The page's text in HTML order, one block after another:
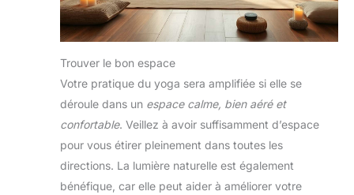
Trouver le bon espace
Votre pratique du yoga sera amplifiée si elle se
déroule dans un espace calme, bien aéré et
confortable. Veillez à avoir suffisamment d’espace
pour vous étirer pleinement dans toutes les
directions. La lumière naturelle est également
bénéfique, car elle peut aider à améliorer votre